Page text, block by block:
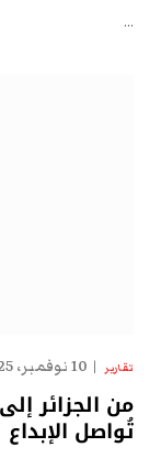
…
تقارير 10 نوفمبر، 2025
من الجزائر
تُواصل الإبداع